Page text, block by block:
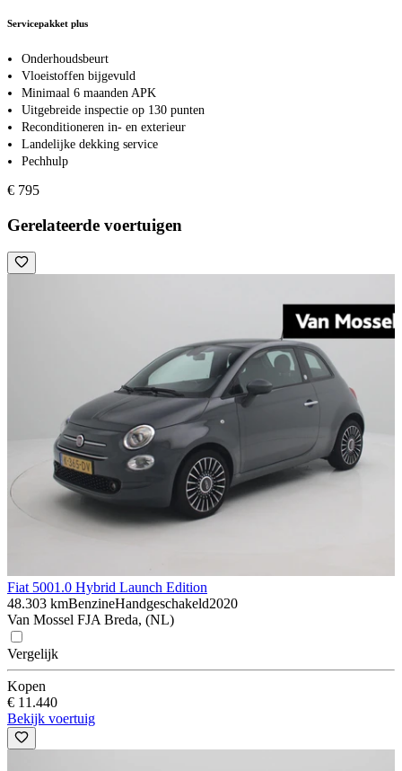
Servicepakket plus
Onderhoudsbeurt
Vloeistoffen bijgevuld
Minimaal 6 maanden APK
Uitgebreide inspectie op 130 punten
Reconditioneren in- en exterieur
Landelijke dekking service
Pechhulp
€ 795
Gerelateerde voertuigen
Fiat 5001.0 Hybrid Launch Edition
48.303 kmBenzineHandgeschakeld2020
Van Mossel FJA Breda, (NL)
Vergelijk
Kopen
€ 11.440
Bekijk voertuig